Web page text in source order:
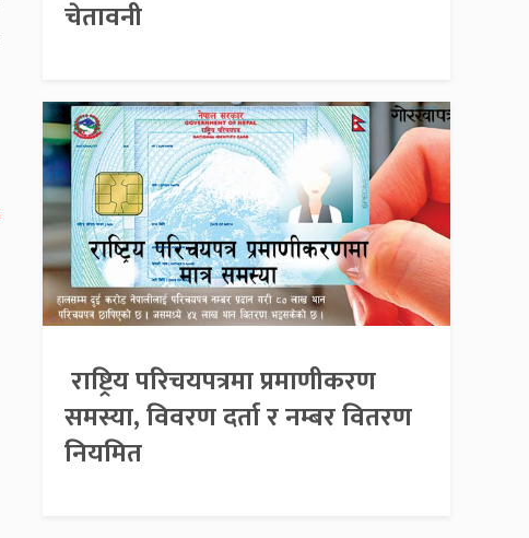
चेतावनी
राष्ट्रिय परिचयपत्रमा प्रमाणीकरण
समस्या, विवरण दर्ता र नम्बर वितरण
नियमित